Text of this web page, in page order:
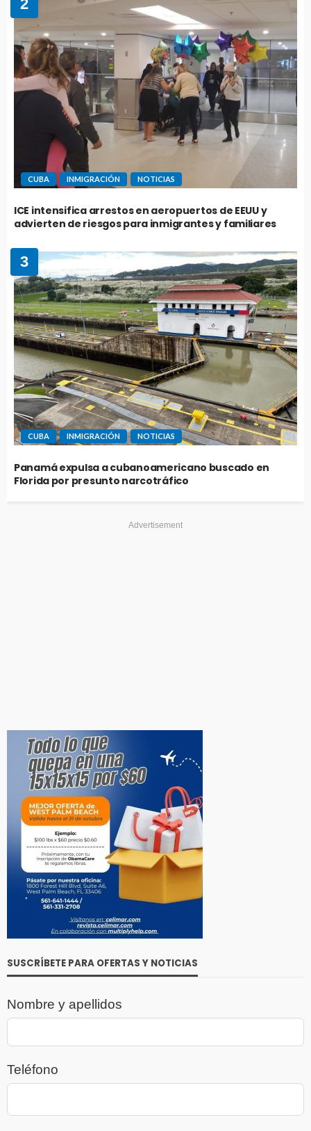
2
CUBA INMIGRACIÓN NOTICIAS
ICE intensifica arrestos en aeropuertos de EEUU y
advierten de riesgos para inmigrantes y familiares
3
CUBA INMIGRACIÓN NOTICIAS
Panamá expulsa a cubanoamericano buscado en
Florida por presunto narcotráfico
Advertisement
SUSCRÍBETE PARA OFERTAS Y NOTICIAS
Nombre y apellidos
Teléfono